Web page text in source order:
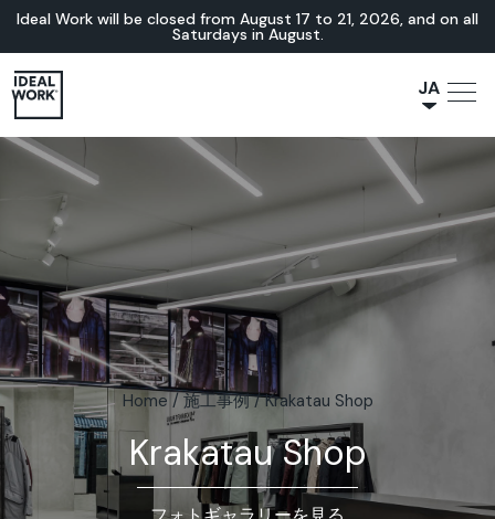
Ideal Work will be closed from August 17 to 21, 2026, and on all
Saturdays in August.
JA
FR
ES
EN
Home /施工事例/Krakatau Shop
Krakatau Shop